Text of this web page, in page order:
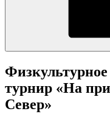
турнир «На
Север»